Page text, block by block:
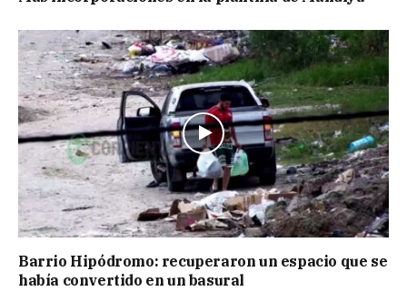
Barrio Hipódromo: recuperaron un espacio que se
había convertido en un basural